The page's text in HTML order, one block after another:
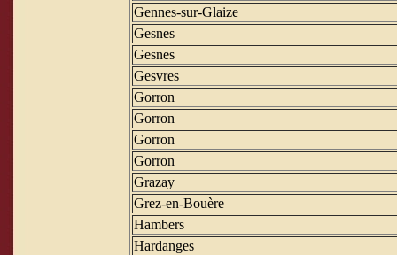
Gennes-sur-Glaize
Gesnes
Gesnes
Gesvres
Gorron
Gorron
Gorron
Gorron
Grazay
Grez-en-Bouère
Hambers
Hardanges